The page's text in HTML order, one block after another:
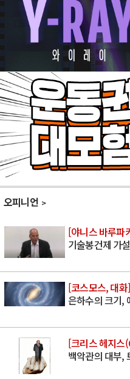
오피니언
[야니스 바루파
기술봉건제 가
[코스모스, 대화]
은하수의 크기,
[크리스 헤지
백악관의 대부,